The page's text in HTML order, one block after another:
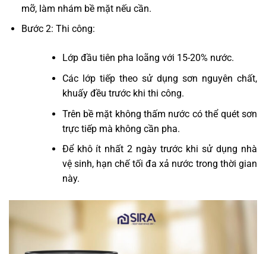
mỡ, làm nhám bề mặt nếu cần.
Bước 2: Thi công:
Lớp đầu tiên pha loãng với 15-20% nước.
Các lớp tiếp theo sử dụng sơn nguyên chất,
khuấy đều trước khi thi công.
Trên bề mặt không thấm nước có thể quét sơn
trực tiếp mà không cần pha.
Để khô ít nhất 2 ngày trước khi sử dụng nhà
vệ sinh, hạn chế tối đa xả nước trong thời gian
này.